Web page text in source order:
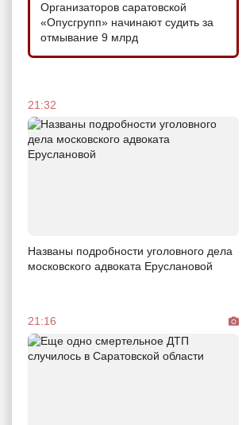
Организаторов саратовской
«Опусгрупп» начинают судить за
отмывание 9 млрд
21:32
Названы подробности уголовного дела
московского адвоката Еруслановой
21:16